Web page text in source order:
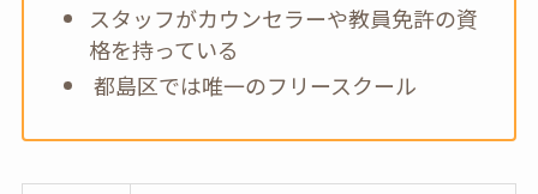
スタッフがカウンセラーや教員免許の資
格を持っている
都島区では唯一のフリースクール